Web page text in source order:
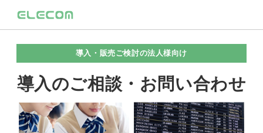
導入・販売ご検討の法人様向け
導入のご相談・お問い合わせ